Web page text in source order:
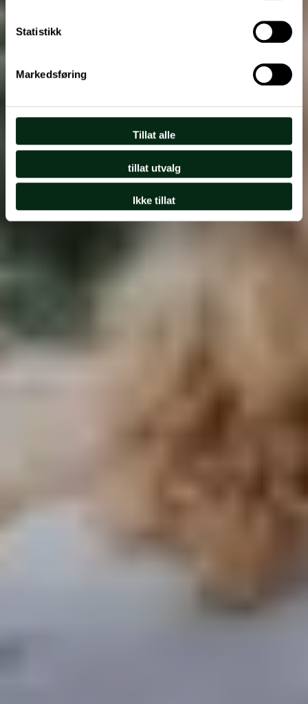
Statistikk
Markedsføring
Tillat alle
tillat utvalg
Ikke tillat